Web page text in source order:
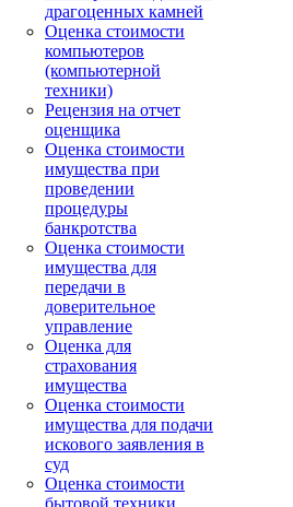
драгоценных камней
Оценка стоимости
компьютеров
(компьютерной
техники)
Рецензия на отчет
оценщика
Оценка стоимости
имущества при
проведении
процедуры
банкротства
Оценка стоимости
имущества для
передачи в
доверительное
управление
Оценка для
страхования
имущества
Оценка стоимости
имущества для подачи
искового заявления в
суд
Оценка стоимости
бытовой техники